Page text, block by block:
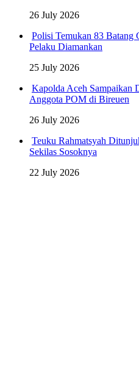
26 July 2026
Polisi Temukan 83 Batang
Pelaku Diamankan
25 July 2026
Kapolda Aceh Sampaikan
Anggota POM di Bireuen
26 July 2026
Teuku Rahmatsyah
Sekilas Sosoknya
22 July 2026